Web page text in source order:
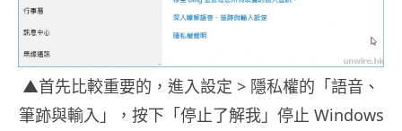
▲首先比較重要的，進入設定 > 隱私權的「語音、
筆跡與輸入」，按下「停止了解我」停止 Windows